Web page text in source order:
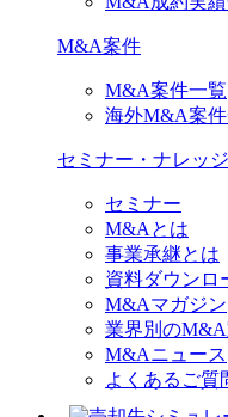
M&A案件
M&A案件一覧
海外M&A案
セミナー・ナレッジ
セミナー
M&Aとは
事業承継とは
資料ダウンロ
M&Aマガジン
業界別のM&A
M&Aニュース
よくあるご質